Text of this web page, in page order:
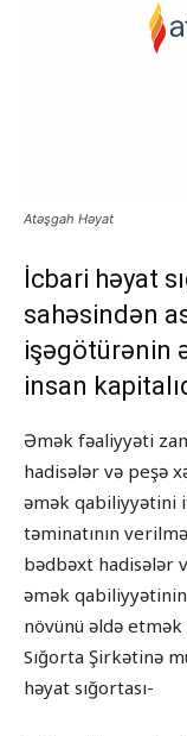
Atəşgah Həyat
İcbari həyat
sahəsindən
işəgötürənin
insan
Əmək fəaliyyəti
hadisələr və peşə
əmək qabiliyyətini
təminatının
bədbəxt hadisələr
əmək
növünü əldə etmək
Sığorta Şirkətinə
həyat sığortası-